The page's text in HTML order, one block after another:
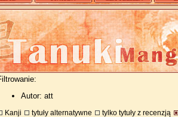
Autor: att
Kanji tytuły alternatywne tylko tytuły z recenzją